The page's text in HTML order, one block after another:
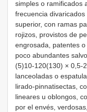
simples o ramificados
frecuencia
superior, con ramas
rojizos, provistos de
engrosada, patentes
poco abundantes
(5)10-120(130) × 0,5-
lanceoladas o
lirado-pinnatisectas,
lineares u oblongos,
por el envés,